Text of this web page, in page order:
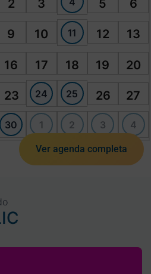
2 3 5 6
9 10 11 12 13
16 17 18 19 20
23 24 25 26 27
30 1 2 3 4
Ver agenda completa